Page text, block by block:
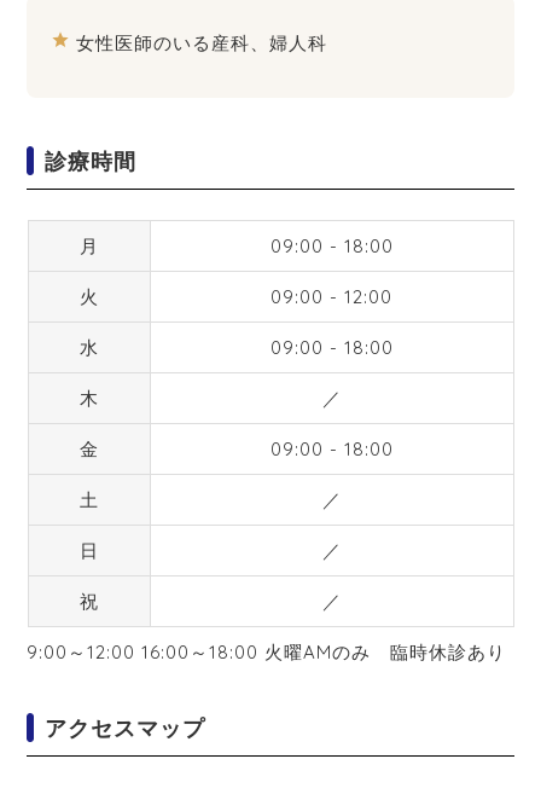
star 女性医師のいる産科、婦人科
診療時間
月 09:00 - 18:00
火 09:00 - 12:00
水 09:00 - 18:00
木 ／
金 09:00 - 18:00
土 ／
日 ／
祝 ／
9:00～12:00 16:00～18:00 火曜AMのみ 臨時休診あり
アクセスマップ